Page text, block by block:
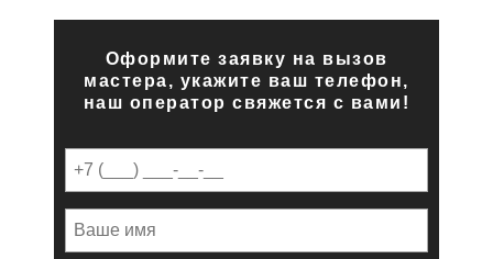
Оформите заявку на вызов
мастера, укажите ваш телефон,
наш оператор свяжется с вами!